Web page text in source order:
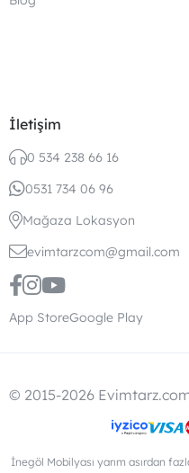
İletişim
0 534 238 66 16
0531 734 06 96
Mağaza Lokasyon
evimtarzcom@gmail.com
App StoreGoogle Play
© 2015-2026
İnegöl Mobilyası yarım asırdan